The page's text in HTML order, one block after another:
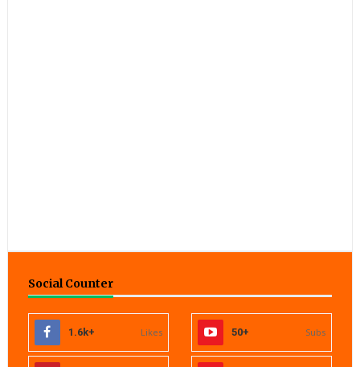
Social Counter
1.6k+ Likes 50+ Subs